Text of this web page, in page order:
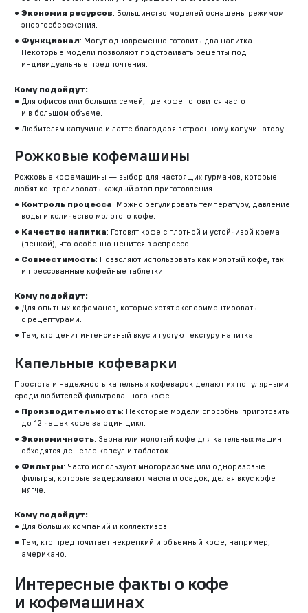
Экономия ресурсов: Большинство моделей оснащены режимом
энергосбережения.
Функционал: Могут одновременно готовить два напитка.
Некоторые модели позволяют подстраивать рецепты под
индивидуальные предпочтения.
Кому подойдут:
Для офисов или больших семей, где кофе готовится часто
и в большом объеме.
Любителям капучино и латте благодаря встроенному капучинатору.
Рожковые кофемашины
Рожковые кофемашины — выбор для настоящих гурманов, которые
любят контролировать каждый этап приготовления.
Контроль процесса: Можно регулировать температуру, давление
воды и количество молотого кофе.
Качество напитка: Готовят кофе с плотной и устойчивой крема
(пенкой), что особенно ценится в эспрессо.
Совместимость: Позволяют использовать как молотый кофе, так
и прессованные кофейные таблетки.
Кому подойдут:
Для опытных кофеманов, которые хотят экспериментировать
с рецептурами.
Тем, кто ценит интенсивный вкус и густую текстуру напитка.
Капельные кофеварки
Простота и надежность капельных кофеварокделают их популярными
среди любителей фильтрованного кофе.
Производительность: Некоторые модели способны приготовить
до 12 чашек кофе за один цикл.
Экономичность: Зерна или молотый кофе для капельных машин
обходятся дешевле капсул и таблеток.
Фильтры: Часто используют многоразовые или одноразовые
фильтры, которые задерживают масла и осадок, делая вкус кофе
мягче.
Кому подойдут:
Для больших компаний и коллективов.
Тем, кто предпочитает некрепкий и объемный кофе, например,
американо.
Интересные факты о кофе
и кофемашинах